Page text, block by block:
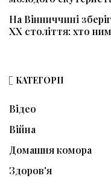
На Вінниччині
ХХ століття: хто
КАТЕГОРІЇ
Відео
Війна
Домашня комора
Здоров'я